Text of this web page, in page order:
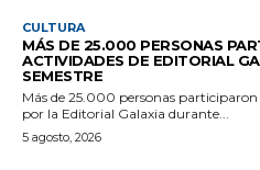
CULTURA
MÁS DE 25.000 PERSONAS
ACTIVIDADES DE EDITORIAL
SEMESTRE
Más de 25.000 personas
por la Editorial Galaxia durante...
5 agosto, 2026